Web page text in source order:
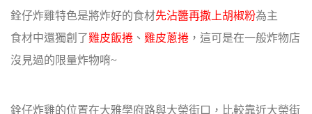
銓仔炸雞特色是將炸好的食材先沾醬再撒上胡椒粉為主
食材中還獨創了雞皮飯捲 、 雞皮蔥捲 ，這可是在一般炸物店
沒見過的限量炸物唷~
銓仔炸雞的位置在大雅學府路與大榮街口，比較靠近大榮街